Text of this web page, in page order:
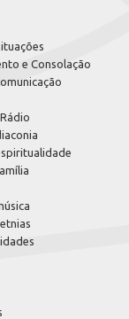
e Consolação